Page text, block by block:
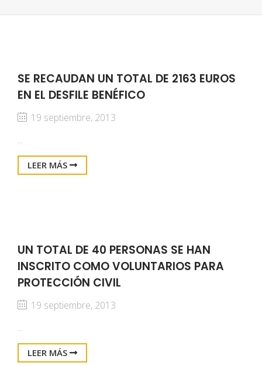
SE RECAUDAN UN TOTAL DE 2163 EUROS
EN EL DESFILE BENÉFICO
19 septiembre, 2013
...
LEER MÁS
UN TOTAL DE 40 PERSONAS SE HAN
INSCRITO COMO VOLUNTARIOS PARA
PROTECCIÓN CIVIL
19 septiembre, 2013
...
LEER MÁS